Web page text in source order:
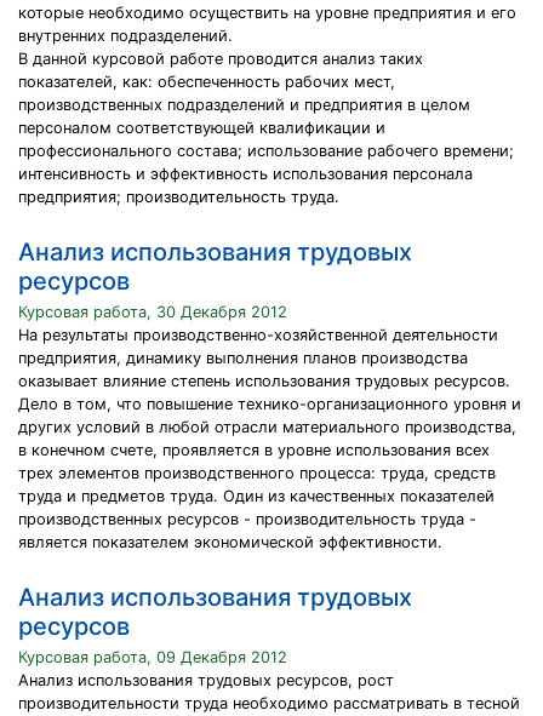
которые необходимо осуществить на уровне предприятия и его
внутренних подразделений.
В данной курсовой работе проводится анализ таких
показателей, как: обеспеченность рабочих мест,
производственных подразделений и предприятия в целом
персоналом соответствующей квалификации и
профессионального состава; использование рабочего времени;
интенсивность и эффективность использования персонала
предприятия; производительность труда.
Анализ использования трудовых
ресурсов
Курсовая работа, 30 Декабря 2012
На результаты производственно-хозяйственной деятельности
предприятия, динамику выполнения планов производства
оказывает влияние степень использования трудовых ресурсов.
Дело в том, что повышение технико-организационного уровня и
других условий в любой отрасли материального производства,
в конечном счете, проявляется в уровне использования всех
трех элементов производственного процесса: труда, средств
труда и предметов труда. Один из качественных показателей
производственных ресурсов - производительность труда -
является показателем экономической эффективности.
Анализ использования трудовых
ресурсов
Курсовая работа, 09 Декабря 2012
Анализ использования трудовых ресурсов, рост
производительности труда необходимо рассматривать в тесной